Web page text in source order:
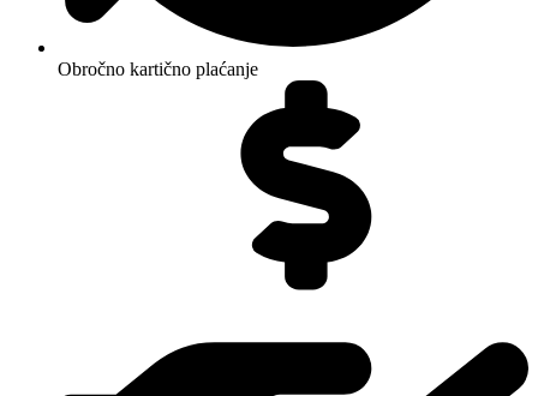
Obročno kartično plaćanje